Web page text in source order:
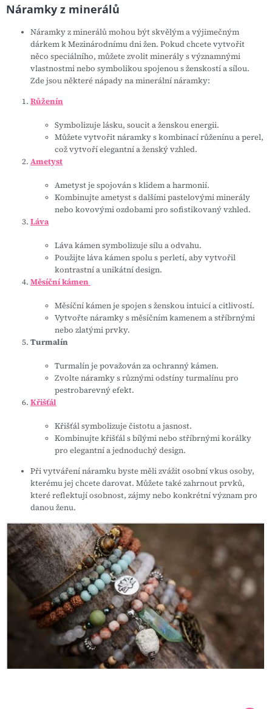
Náramky z minerálů
Náramky z minerálů mohou být skvělým a výjimečným
dárkem k Mezinárodnímu dni žen. Pokud chcete vytvořit
něco speciálního, můžete zvolit minerály s významnými
vlastnostmi nebo symbolikou spojenou s ženskostí a sílou.
Zde jsou některé nápady na minerální náramky:
Růženín
Symbolizuje lásku, soucit a ženskou energii.
Můžete vytvořit náramky s kombinací růženínu a perel,
což vytvoří elegantní a ženský vzhled.
Ametyst
Ametyst je spojován s klidem a harmonií.
Kombinujte ametyst s dalšími pastelovými minerály
nebo kovovými ozdobami pro sofistikovaný vzhled.
Láva
Láva kámen symbolizuje sílu a odvahu.
Použijte láva kámen spolu s perletí, aby vytvořil
kontrastní a unikátní design.
Měsíční kámen
Měsíční kámen je spojen s ženskou intuicí a citlivostí.
Vytvořte náramky s měsíčním kamenem a stříbrnými
nebo zlatými prvky.
Turmalín
Turmalín je považován za ochranný kámen.
Zvolte náramky s různými odstíny turmalínu pro
pestrobarevný efekt.
Křišťál
Křišťál symbolizuje čistotu a jasnost.
Kombinujte křišťál s bílými nebo stříbrnými korálky
pro elegantní a jednoduchý design.
Při vytváření náramku byste měli zvážit osobní vkus osoby,
kterému jej chcete darovat. Můžete také zahrnout prvků,
které reflektují osobnost, zájmy nebo konkrétní význam pro
danou ženu.